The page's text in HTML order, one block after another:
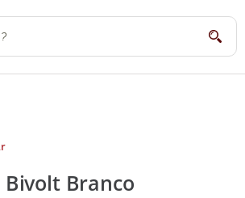
Utilidades
Branco